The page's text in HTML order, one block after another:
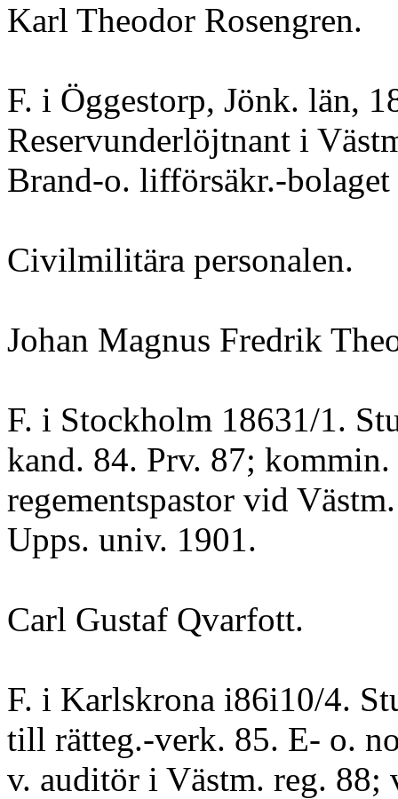
Karl Theodor Rosengren.
F. i Öggestorp, Jönk. län,
Reservunderlöjtnant i
Brand-o. lifförsäkr.-
Civilmilitära personalen.
Johan Magnus Fredrik
F. i Stockholm 18631/1.
kand. 84. Prv. 87;
regementspastor vid
Upps. univ. 1901.
Carl Gustaf Qvarfott.
F. i Karlskrona i86i10/4.
till rätteg.-verk. 85. E- o.
v. auditör i Västm. reg. 88;